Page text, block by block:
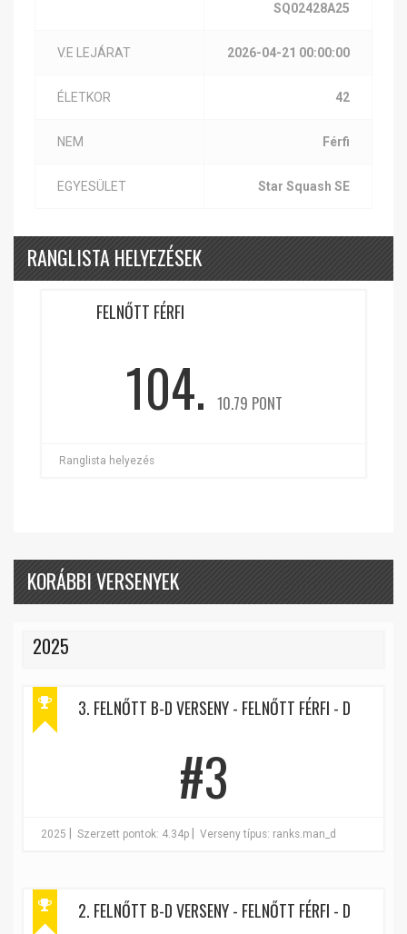
SQ02428A25
V.E LEJÁRAT 2026-04-21 00:00:00
ÉLETKOR 42
NEM Férfi
EGYESÜLET Star Squash SE
RANGLISTA HELYEZÉSEK
FELNŐTT FÉRFI
104. 10.79 PONT
Ranglista helyezés
KORÁBBI VERSENYEK
2025
3. FELNŐTT B-D VERSENY - FELNŐTT FÉRFI - D
#3
2025 Szerzett pontok: 4.34p Verseny típus: ranks.man_d
2. FELNŐTT B-D VERSENY - FELNŐTT FÉRFI - D